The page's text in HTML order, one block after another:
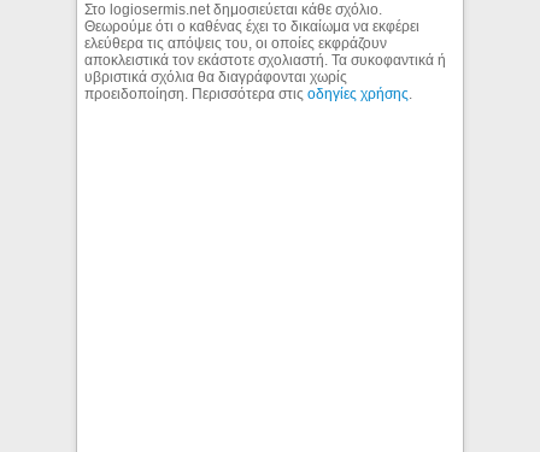
Στο logiosermis.net δημοσιεύεται κάθε σχόλιο.
Θεωρούμε ότι ο καθένας έχει το δικαίωμα να εκφέρει
ελεύθερα τις απόψεις του, οι οποίες εκφράζουν
αποκλειστικά τον εκάστοτε σχολιαστή. Τα συκοφαντικά ή
υβριστικά σχόλια θα διαγράφονται χωρίς
προειδοποίηση. Περισσότερα στιςοδηγίες χρήσης.